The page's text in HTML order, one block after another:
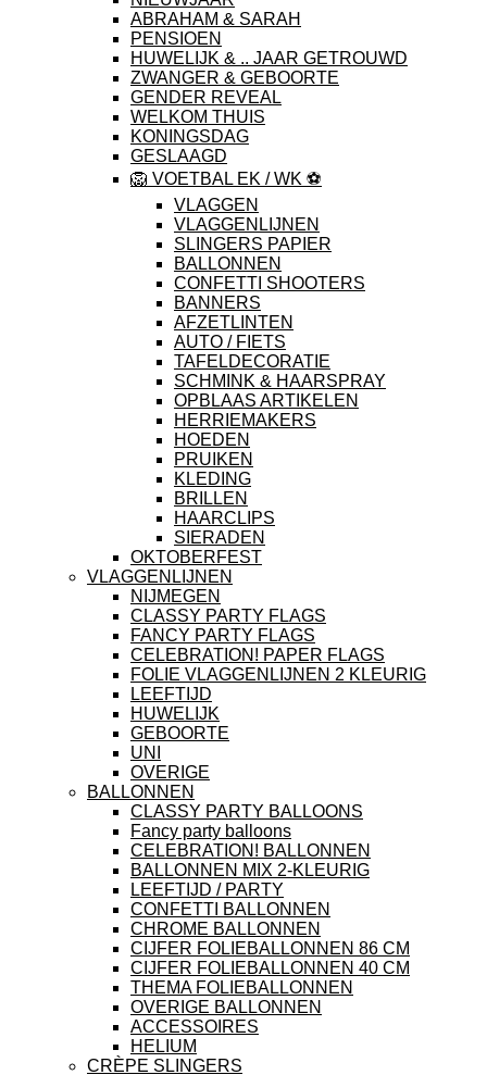
ABRAHAM & SARAH
PENSIOEN
HUWELIJK & .. JAAR GETROUWD
ZWANGER & GEBOORTE
GENDER REVEAL
WELKOM THUIS
KONINGSDAG
GESLAAGD
🦁 VOETBAL EK / WK ⚽️
VLAGGEN
VLAGGENLIJNEN
SLINGERS PAPIER
BALLONNEN
CONFETTI SHOOTERS
BANNERS
AFZETLINTEN
AUTO / FIETS
TAFELDECORATIE
SCHMINK & HAARSPRAY
OPBLAAS ARTIKELEN
HERRIEMAKERS
HOEDEN
PRUIKEN
KLEDING
BRILLEN
HAARCLIPS
SIERADEN
OKTOBERFEST
VLAGGENLIJNEN
NIJMEGEN
CLASSY PARTY FLAGS
FANCY PARTY FLAGS
CELEBRATION! PAPER FLAGS
FOLIE VLAGGENLIJNEN 2 KLEURIG
LEEFTIJD
HUWELIJK
GEBOORTE
UNI
OVERIGE
BALLONNEN
CLASSY PARTY BALLOONS
Fancy party balloons
CELEBRATION! BALLONNEN
BALLONNEN MIX 2-KLEURIG
LEEFTIJD / PARTY
CONFETTI BALLONNEN
CHROME BALLONNEN
CIJFER FOLIEBALLONNEN 86 CM
CIJFER FOLIEBALLONNEN 40 CM
THEMA FOLIEBALLONNEN
OVERIGE BALLONNEN
ACCESSOIRES
HELIUM
CRÈPE SLINGERS